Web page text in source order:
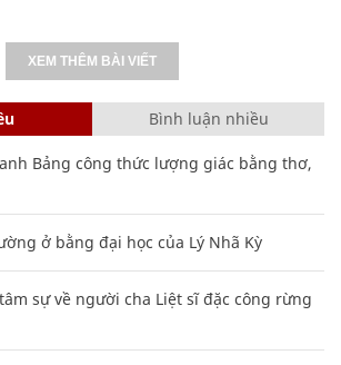
XEM THÊM BÀI VIẾT
Bình luận nhiều
Bảng công thức lượng giác bằng thơ,
ở bằng đại học của Lý Nhã Kỳ
sự về người cha Liệt sĩ đặc công rừng